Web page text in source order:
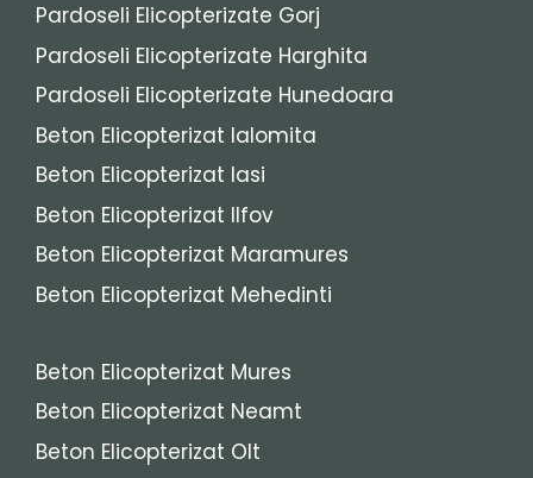
Pardoseli Elicopterizate Gorj
Pardoseli Elicopterizate Harghita
Pardoseli Elicopterizate Hunedoara
Beton Elicopterizat Ialomita
Beton Elicopterizat Iasi
Beton Elicopterizat Ilfov
Beton Elicopterizat Maramures
Beton Elicopterizat Mehedinti
Beton Elicopterizat Mures
Beton Elicopterizat Neamt
Beton Elicopterizat Olt